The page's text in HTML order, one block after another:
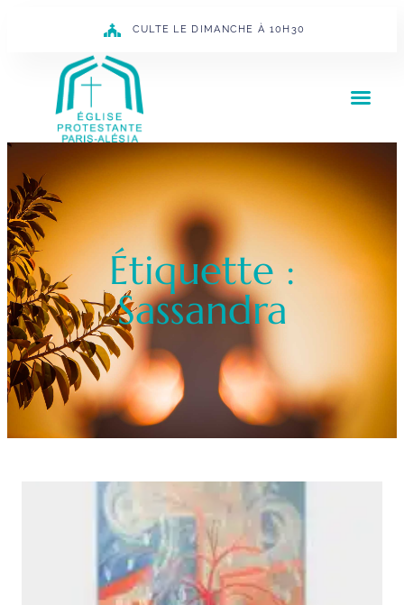
CULTE LE DIMANCHE À 10H30
Étiquette :
Sassandra